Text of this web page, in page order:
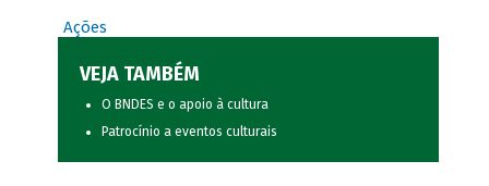
Ações
VEJA TAMBÉM
O BNDES e o apoio à cultura
Patrocínio a eventos culturais